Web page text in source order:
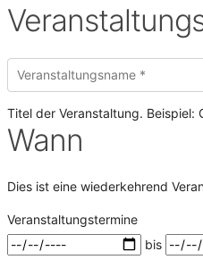
Titel der Veranstaltung. Beispiel:
Wann
Dies ist eine wiederkehrend
Veranstaltungstermine
bis